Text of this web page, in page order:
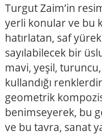
Turgut Zaim’in
yerli konular ve bu
hatırlatan, saf
sayılabilecek bir
mavi, yeşil, turuncu,
kullandığı
geometrik
benimseyerek, bu
ve bu tavra, sanat